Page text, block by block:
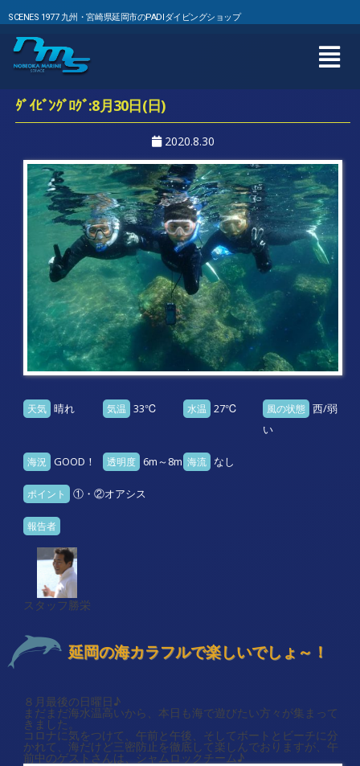
SCENES 1977 九州・宮崎県延岡市のPADIダイビングショップ
ﾀﾞｲﾋﾞﾝｸﾞﾛｸﾞ:8月30日(日)
2020.8.30
天気 晴れ 気温 33℃ 水温 27℃ 風の状態 西/弱
い
海況 GOOD！ 透明度 6m～8m 海流 なし
ポイント ①・②オアシス
報告者
スタッフ勝栄
延岡の海カラフルで楽しいでしょ～！
８月最後の日曜日♪
まだまだ海水温高いから、本日も海で遊びたい方々が集まって
きました。
コロナに気をつけて、午前と午後、そしてボートとビーチに分
かれて、海だけど三密防止を徹底して楽しんでおりますが、午
前中のゲストさんは、シャムロックチーム♪